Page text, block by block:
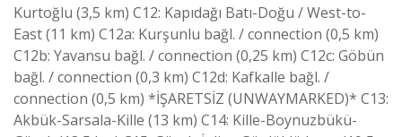
Kurtoğlu (3,5 km) C12: Kapıdağı Batı-Doğu / West-to-
East (11 km) C12a: Kurşunlu bağl. / connection (0,5 km)
C12b: Yavansu bağl. / connection (0,25 km) C12c: Göbün
bağl. / connection (0,3 km) C12d: Kafkalle bağl. /
connection (0,5 km) *İŞARETSİZ (UNWAYMARKED)* C13:
Akbük-Sarsala-Kille (13 km) C14: Kille-Boynuzbükü-